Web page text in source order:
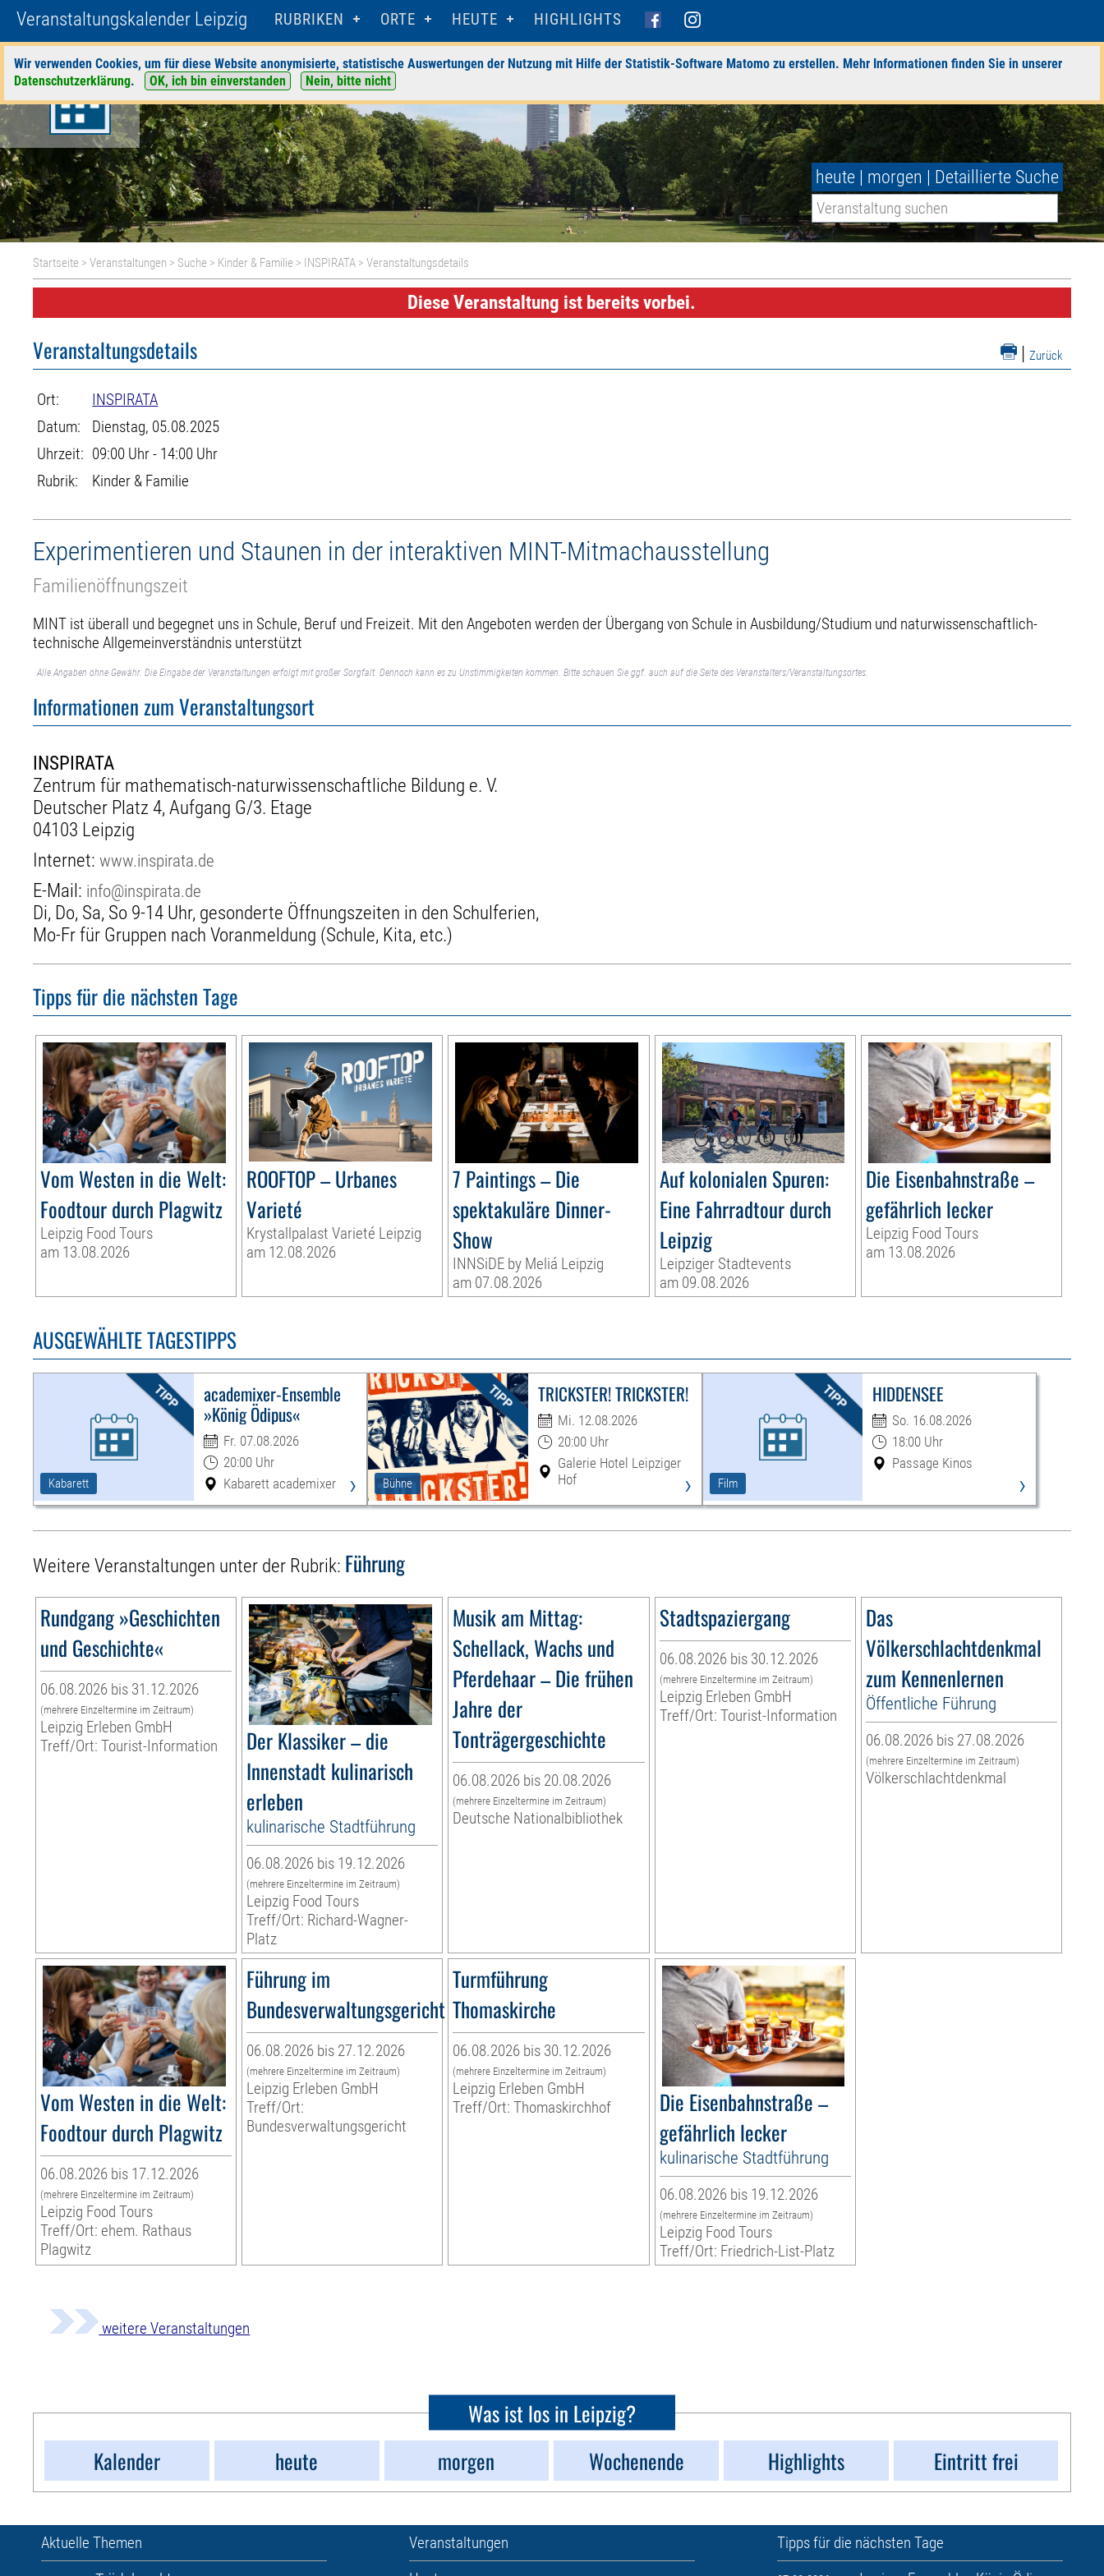
Veranstaltungskalender Leipzig RUBRIKEN ORTE HEUTE HIGHLIGHTS
Wir verwenden Cookies, um für diese Website anonymisierte, statistische Auswertungen der Nutzung mit Hilfe der Statistik-Software Matomo zu erstellen. Mehr Informationen finden Sie in unserer
Datenschutzerklärung. OK, ich bin einverstanden Nein, bitte nicht
heute | morgen | Detaillierte Suche
Startseite >Veranstaltungen > Suche > Kinder & Familie > INSPIRATA > Veranstaltungsdetails
Diese Veranstaltung ist bereits vorbei.
| Zurück
Veranstaltungsdetails
Ort:
INSPIRATA
Datum:
Dienstag, 05.08.2025
Uhrzeit: 09:00 Uhr - 14:00 Uhr
Rubrik:
Kinder & Familie
Experimentieren und Staunen in der interaktiven MINT-Mitmachausstellung
Familienöffnungszeit
MINT ist überall und begegnet uns in Schule, Beruf und Freizeit. Mit den Angeboten werden der Übergang von Schule in Ausbildung/Studium und naturwissenschaftlich-
technische Allgemeinverständnis unterstützt
Alle Angaben ohne Gewähr. Die Eingabe der Veranstaltungen erfolgt mit großer Sorgfalt. Dennoch kann es zu Unstimmigkeiten kommen. Bitte schauen Sie ggf. auch auf die Seite des Veranstalters/Veranstaltungsortes.
Informationen zum Veranstaltungsort
INSPIRATA
Zentrum für mathematisch-naturwissenschaftliche Bildung e. V.
Deutscher Platz 4, Aufgang G/3. Etage
04103 Leipzig
Internet:www.inspirata.de
E-Mail: info@inspirata.de
Di, Do, Sa, So 9-14 Uhr, gesonderte Öffnungszeiten in den Schulferien,
Mo-Fr für Gruppen nach Voranmeldung (Schule, Kita, etc.)
Tipps für die nächsten Tage
Vom Westen in die Welt:
Foodtour durch Plagwitz
Leipzig Food Tours
am 13.08.2026
ROOFTOP – Urbanes
Varieté
Krystallpalast Varieté Leipzig
am 12.08.2026
7 Paintings – Die
spektakuläre Dinner-
Show
INNSiDE by Meliá Leipzig
am 07.08.2026
Auf kolonialen Spuren:
Eine Fahrradtour durch
Leipzig
Leipziger Stadtevents
am 09.08.2026
Die Eisenbahnstraße –
gefährlich lecker
Leipzig Food Tours
am 13.08.2026
AUSGEWÄHLTE TAGESTIPPS
Kabarett
academixer-Ensemble
»König Ödipus«
Fr. 07.08.2026
20:00 Uhr
Kabarett academixer
› Bühne
TRICKSTER! TRICKSTER!
Mi. 12.08.2026
20:00 Uhr
Galerie Hotel Leipziger
Hof
› Film
HIDDENSEE
So. 16.08.2026
18:00 Uhr
Passage Kinos
›
Weitere Veranstaltungen unter der Rubrik: Führung
Rundgang »Geschichten
und Geschichte«
06.08.2026 bis 31.12.2026
(mehrere Einzeltermine im Zeitraum)
Leipzig Erleben GmbH
Treff/Ort: Tourist-Information
Der Klassiker – die
Innenstadt kulinarisch
erleben
kulinarische Stadtführung
06.08.2026 bis 19.12.2026
(mehrere Einzeltermine im Zeitraum)
Leipzig Food Tours
Treff/Ort: Richard-Wagner-
Platz
Musik am Mittag:
Schellack, Wachs und
Pferdehaar – Die frühen
Jahre der
Tonträgergeschichte
06.08.2026 bis 20.08.2026
(mehrere Einzeltermine im Zeitraum)
Deutsche Nationalbibliothek
Stadtspaziergang
06.08.2026 bis 30.12.2026
(mehrere Einzeltermine im Zeitraum)
Leipzig Erleben GmbH
Treff/Ort: Tourist-Information
Das
Völkerschlachtdenkmal
zum Kennenlernen
Öffentliche Führung
06.08.2026 bis 27.08.2026
(mehrere Einzeltermine im Zeitraum)
Völkerschlachtdenkmal
Vom Westen in die Welt:
Foodtour durch Plagwitz
06.08.2026 bis 17.12.2026
(mehrere Einzeltermine im Zeitraum)
Leipzig Food Tours
Treff/Ort: ehem. Rathaus
Plagwitz
Führung im
Bundesverwaltungsgericht
06.08.2026 bis 27.12.2026
(mehrere Einzeltermine im Zeitraum)
Leipzig Erleben GmbH
Treff/Ort:
Bundesverwaltungsgericht
Turmführung
Thomaskirche
06.08.2026 bis 30.12.2026
(mehrere Einzeltermine im Zeitraum)
Leipzig Erleben GmbH
Treff/Ort: Thomaskirchhof
Die Eisenbahnstraße –
gefährlich lecker
kulinarische Stadtführung
06.08.2026 bis 19.12.2026
(mehrere Einzeltermine im Zeitraum)
Leipzig Food Tours
Treff/Ort: Friedrich-List-Platz
weitere Veranstaltungen
Was ist los in Leipzig?
Kalender
heute morgen Wochenende Highlights Eintritt frei
Aktuelle Themen
Veranstaltungen
Tipps für die nächsten Tage